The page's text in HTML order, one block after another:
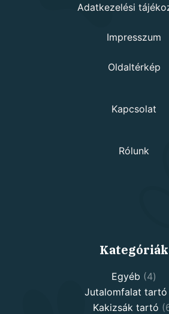
Adatkezelési
Impresszum
Oldaltérkép
Kapcsolat
Rólunk
Kategóriák
Egyéb 44
Jutalomfalat tartó
Kakizsák tartó